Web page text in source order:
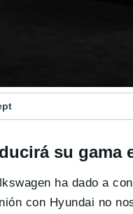
su gama
ha dado a
con Hyundai no